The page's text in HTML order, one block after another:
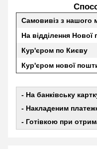
Самовивіз з нашого
На відділення Нової
Кур'єром по Києву
Кур'єром нової
- На банківську
- Накладеним
- Готівкою при